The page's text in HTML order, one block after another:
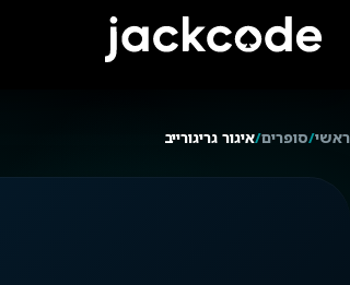
ראשי/סופרים/איגור גריגורייב